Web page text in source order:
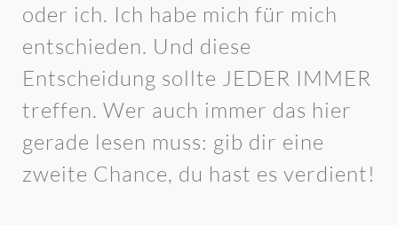
oder ich. Ich habe mich für mich
entschieden. Und diese
Entscheidung sollte JEDER IMMER
treffen. Wer auch immer das hier
gerade lesen muss: gib dir eine
zweite Chance, du hast es verdient!